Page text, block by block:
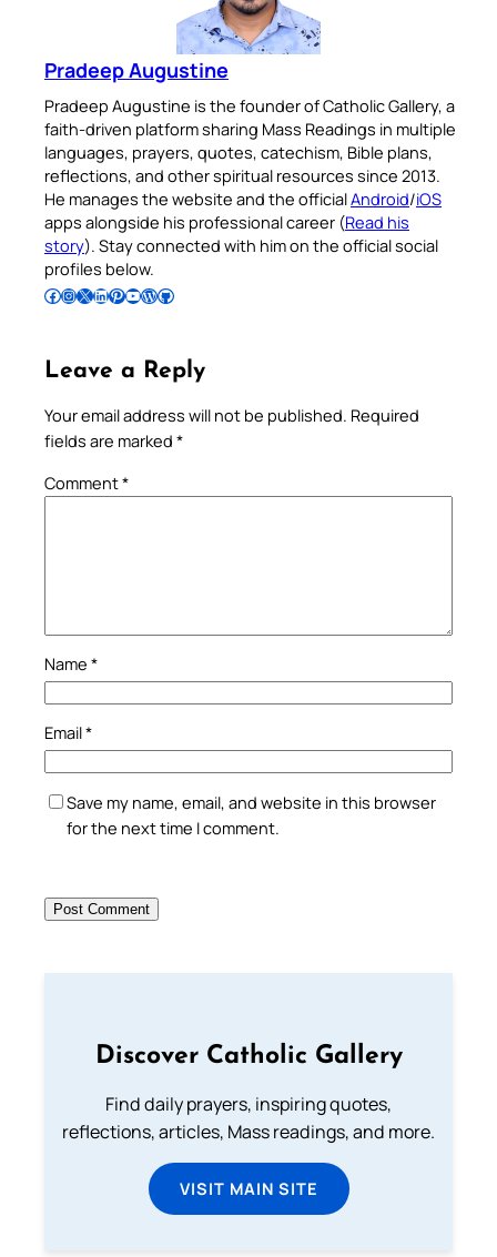
Pradeep Augustine
Pradeep Augustine is the founder of Catholic Gallery, a
faith-driven platform sharing Mass Readings in multiple
languages, prayers, quotes, catechism, Bible plans,
reflections, and other spiritual resources since 2013.
He manages the website and the officialAndroid/iOS
apps alongside his professional career (Read his
story). Stay connected with him on the official social
profiles below.
Follow Pradeep on Facebook Follow Pradeep on InstagramFollow Pradeep on X Follow Pradeep on LinkedIn Follow Pradeep on Pinterest Subscribe to Pradeep’s Youtube Channel Follow Pradeep on WordPress Follow Pradeep on GitHub
Leave a Reply
Your email address will not be published. Required
fields are marked *
Comment*
Name *
Email*
Save my name, email, and website in this browser
for the next time I comment.
Discover Catholic Gallery
Find daily prayers, inspiring quotes,
reflections, articles, Mass readings, and more.
VISIT MAIN SITE